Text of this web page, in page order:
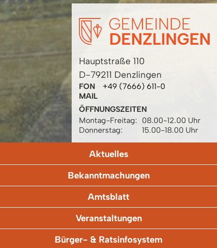
Hauptstraße 110
D-79211 Denzlingen
FON
+49 (7666) 611-0
MAIL
ÖFFNUNGSZEITEN
Montag-Freitag:
08.00-12.00 Uhr
Donnerstag:
15.00-18.00 Uhr
Aktuelles
Bekanntmachungen
Amtsblatt
Veranstaltungen
Bürger- & Ratsinfosystem